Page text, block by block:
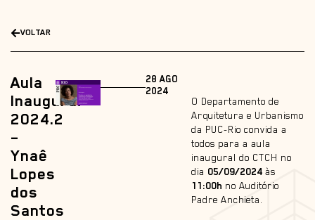
VOLTAR
Aula
Inaugural
2024.2
–
Ynaê
Lopes
dos
Santos
28 AGO
2024
O Departamento de
Arquitetura e Urbanismo
da PUC-Rio convida a
todos para a aula
inaugural do CTCH no
dia 05/09/2024às
11:00h no Auditório
Padre Anchieta.